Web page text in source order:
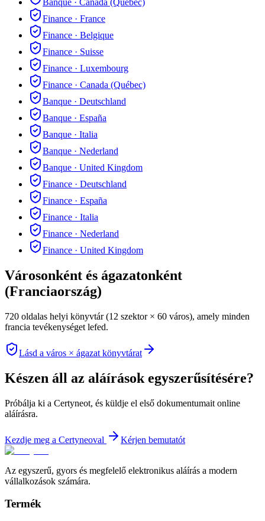
Banque · Canada (Québec)
Finance · France
Finance · Belgique
Finance · Suisse
Finance · Luxembourg
Finance · Canada (Québec)
Banque · Deutschland
Banque · España
Banque · Italia
Banque · Nederland
Banque · United Kingdom
Finance · Deutschland
Finance · España
Finance · Italia
Finance · Nederland
Finance · United Kingdom
Városonként és ágazatonként
(Franciaország)
720 oldalas helyi könyvtár (12 szektor × 60 város), amely minden
francia tevékenységet lefed.
Lásd a város × ágazat könyvtárat
Készen áll az aláírások egyszerűsítésére?
Próbálja ki a Certyneot, és küldje el első dokumentumait online
aláírásra.
Kezdje meg a Certyneoval Kérjen bemutatót
Az egyszerű, gyors és megfelelő elektronikus aláírás a modern
vállalkozások számára.
Termék